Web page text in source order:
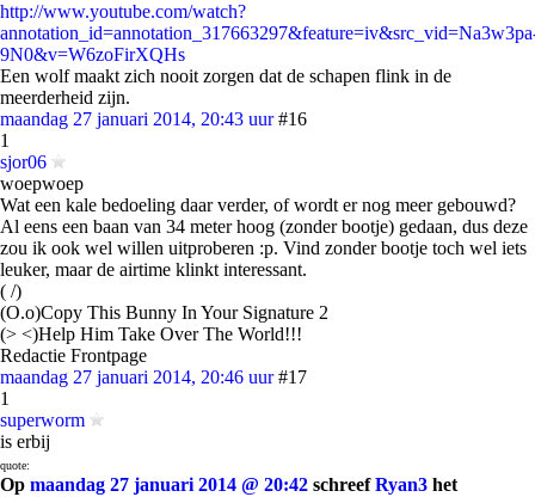
http://www.youtube.com/watch?
9N0&v=W6zoFirXQHs
Een wolf maakt zich nooit zorgen dat de schapen flink in de
meerderheid zijn.
maandag 27 januari 2014, 20:43 uur #16
1
sjor06
woepwoep
Wat een kale bedoeling daar verder, of wordt er nog meer gebouwd?
Al eens een baan van 34 meter hoog (zonder bootje) gedaan, dus deze
zou ik ook wel willen uitproberen :p. Vind zonder bootje toch wel iets
leuker, maar de airtime klinkt interessant.
( /)
(O.o)Copy This Bunny In Your Signature 2
(> <)Help Him Take Over The World!!!
Redactie Frontpage
maandag 27 januari 2014, 20:46 uur #17
1
superworm
is erbij
quote:
Op maandag 27 januari 2014 @ 20:42 schreefRyan3 het